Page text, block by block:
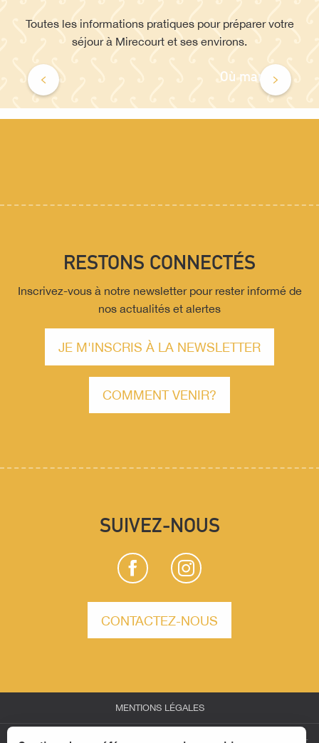
Toutes les informations pratiques pour préparer votre
séjour à Mirecourt et ses environs.
Où manger?
RESTONS CONNECTÉS
Inscrivez-vous à notre newsletter pour rester informé de
nos actualités et alertes
JE M'INSCRIS À LA NEWSLETTER
COMMENT VENIR?
SUIVEZ-NOUS
CONTACTEZ-NOUS
MENTIONS LÉGALES
ESPACE PARTENAIRES ESPACE GROUPES ESPACE PRESSE -